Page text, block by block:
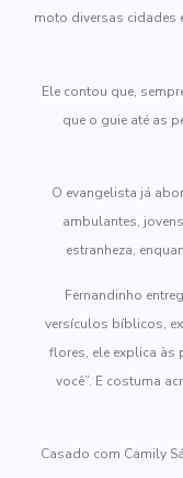
moto diversas cidades
Ele contou que,
que o guie até as
O evangelista já
ambulantes,
estranheza,
Fernandinho
versículos bíblicos,
flores, ele explica às
você”. E costuma
Casado com Camily